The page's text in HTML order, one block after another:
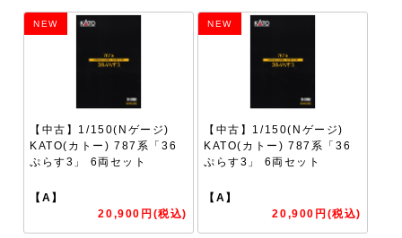
NEW
【中古】1/150(Nゲージ)
KATO(カトー) 787系「36
ぷらす3」 6両セット
【A】
20,900円(税込)
NEW
【中古】1/150(Nゲージ)
KATO(カトー) 787系「36
ぷらす3」 6両セット
【A】
20,900円(税込)